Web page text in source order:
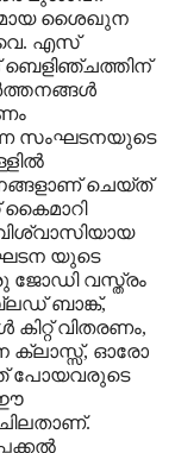
ശൈഖുന
എസ്
ബെളിഞ്ചത്തിന്
സംഘടനയുടെ
ചെയ്ത്
കൈമാറി
യുടെ
ജോഡി വസ്ത്രം
ബാങ്ക്,
വിതരണം,
ക്ലാസ്സ്, ഓരോ
പോയവരുടെ
ഈ